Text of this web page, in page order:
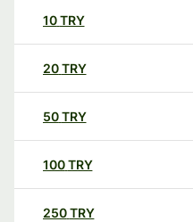
10TRY
20TRY
50TRY
100TRY
250TRY